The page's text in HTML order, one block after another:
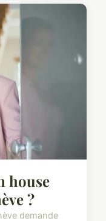
house
?
demande